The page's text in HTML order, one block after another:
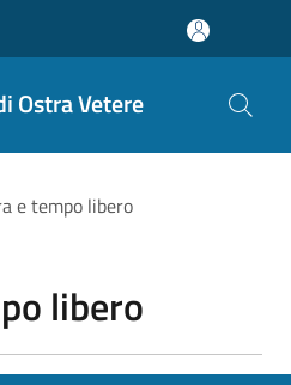
Ostra Vetere
e tempo libero
libero